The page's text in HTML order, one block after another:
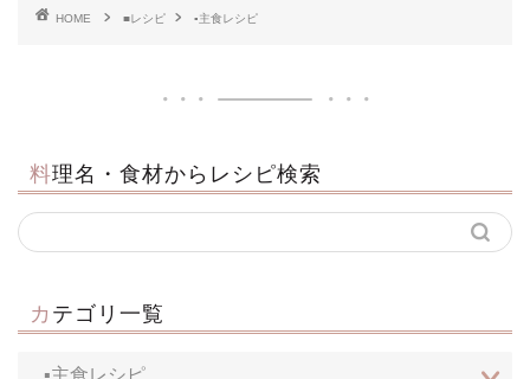
HOME ■レシピ ▪主食レシピ
料理名・食材からレシピ検索
カテゴリ一覧